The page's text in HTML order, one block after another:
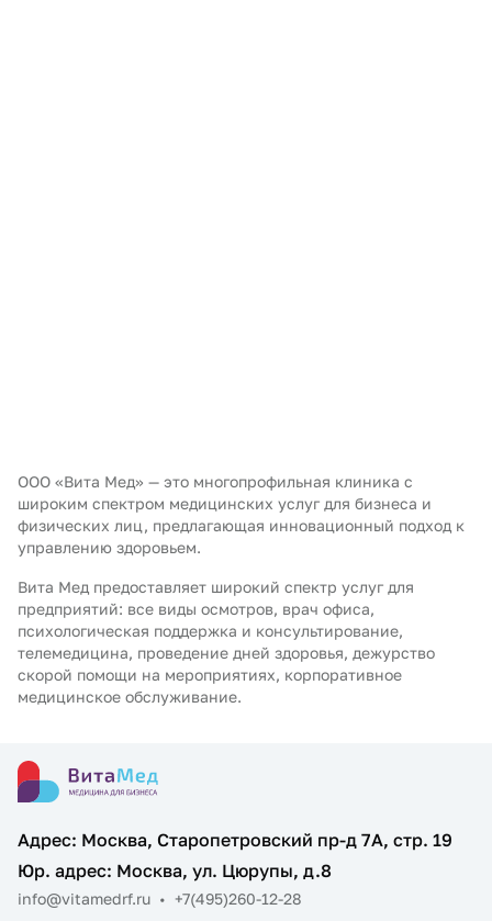
ООО «Вита Мед» — это многопрофильная клиника с
широким спектром медицинских услуг для бизнеса и
физических лиц, предлагающая инновационный подход к
управлению здоровьем.
Вита Мед предоставляет широкий спектр услуг для
предприятий: все виды осмотров, врач офиса,
психологическая поддержка и консультирование,
телемедицина, проведение дней здоровья, дежурство
скорой помощи на мероприятиях, корпоративное
медицинское обслуживание.
Адрес: Москва, Старопетровский пр-д 7А, стр. 19
Юр. адрес: Москва, ул. Цюрупы, д.8
info@vitamedrf.ru • +7(495)260-12-28